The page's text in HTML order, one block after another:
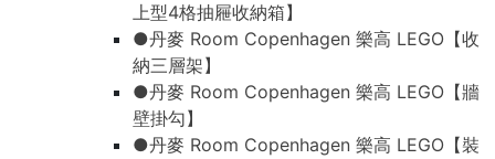
上型4格抽屜收納箱】
●丹麥 Room Copenhagen 樂高 LEGO【收
納三層架】
●丹麥 Room Copenhagen 樂高 LEGO【牆
壁掛勾】
●丹麥 Room Copenhagen 樂高 LEGO【裝